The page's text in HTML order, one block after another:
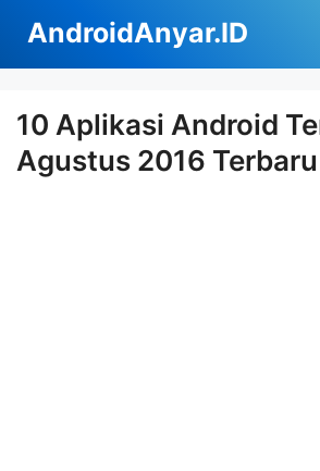
isi
AndroidAnyar.ID
10 Aplikasi Android
Agustus 2016 Terbaru